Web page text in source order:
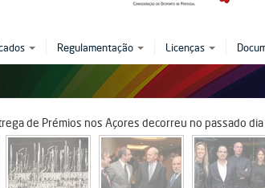
Regulamentação Licenças
de Prémios nos Açores decorreu no passado